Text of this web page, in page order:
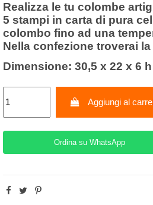
Realizza le tu colombe
5 stampi in carta di pura
colombo fino ad una
Nella confezione troverai
Dimensione: 30,5 x 22 x 6
Aggiungi al
Ordina su WhatsApp